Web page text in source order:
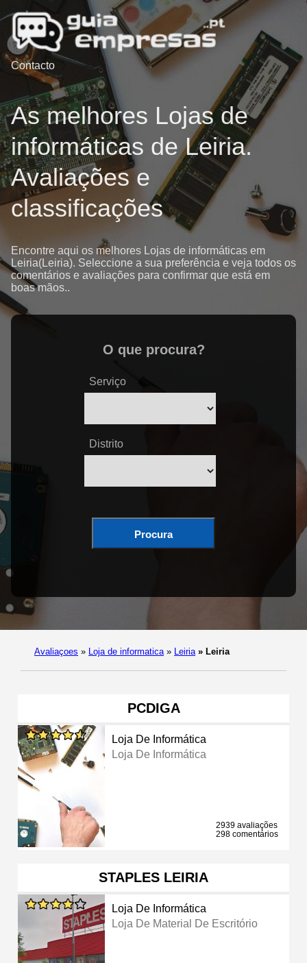
Contacto
As melhores Lojas de
informáticas de Leiria.
Avaliações e
classificações
Encontre aqui os melhores Lojas de informáticas em
Leiria(Leiria). Seleccione a sua preferência e veja todos os
comentários e avaliações para confirmar que está em
boas mãos..
O que procura?
Serviço
Distrito
Procura
Avaliaçoes » Loja de informatica » Leiria » Leiria
PCDIGA
Loja De Informática
Loja De Informática
2939 avaliações
298 comentários
STAPLES LEIRIA
Loja De Informática
Loja De Material De Escritório